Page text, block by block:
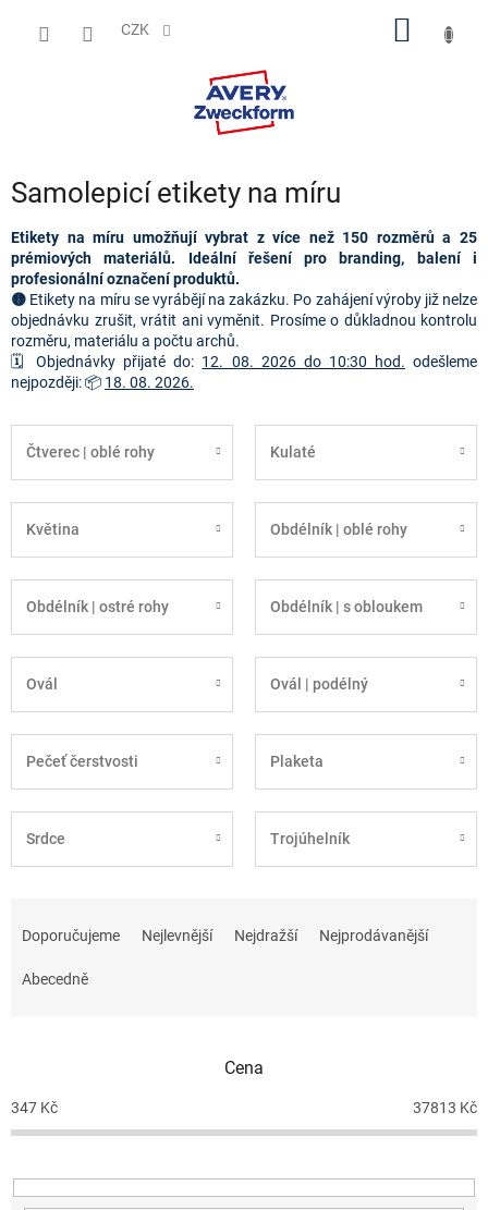
CZK
Samolepicí etikety na míru
Etikety na míru umožňují vybrat z více než 150 rozměrů a 25
prémiových materiálů. Ideální řešení pro branding, balení i
profesionální označení produktů.
🟡 Etikety na míru se vyrábějí na zakázku. Po zahájení výroby již nelze
objednávku zrušit, vrátit ani vyměnit. Prosíme o důkladnou kontrolu
rozměru, materiálu a počtu archů.
🗓️ Objednávky přijaté do: 12. 08. 2026 do 10:30 hod. odešleme
nejpozději: 📦 18. 08. 2026.
Čtverec | oblé rohy Kulaté
Květina Obdélník | oblé rohy
Obdélník | ostré rohy Obdélník | s obloukem
Ovál Ovál | podélný
Pečeť čerstvosti Plaketa
Srdce Trojúhelník
o
d
k
t
Doporučujeme Nejlevnější Nejdražší Nejprodávanější
Abecedně
Cena
347 Kč 37813 Kč